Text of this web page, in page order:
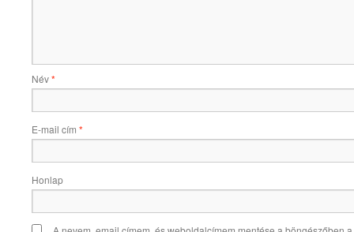
Név*
E-mail cím *
Honlap